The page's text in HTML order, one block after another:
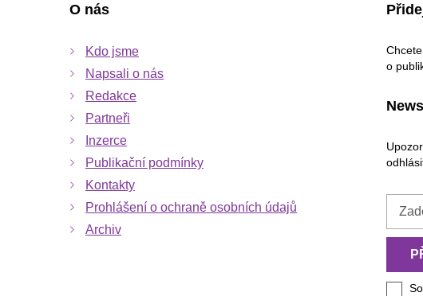
O nás
Kdo jsme
Napsali o nás
Redakce
Partneři
Inzerce
Publikační podmínky
Kontakty
Prohlášení o ochraně osobních údajů
Archiv
o
e-